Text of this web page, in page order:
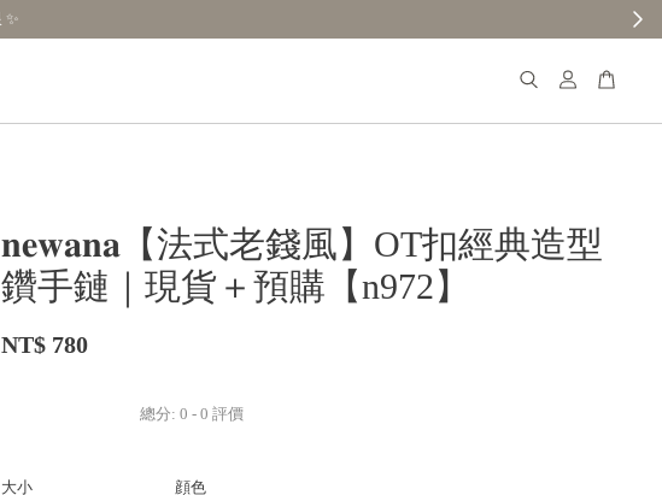
𝐧𝐞𝐰𝐚𝐧𝐚【法式老錢風】OT扣經典造型
鑽手鏈｜現貨＋預購【n972】
NT$ 780
總分:0 -0 評價
大小
顔色